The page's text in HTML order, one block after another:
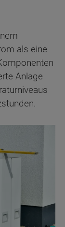
als eine
Anlage